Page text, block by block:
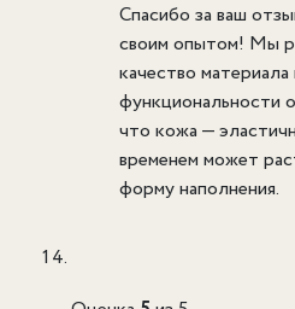
Спасибо за ваш
своим опытом! Мы
качество
функциональности
что кожа —
временем может
форму наполнения.